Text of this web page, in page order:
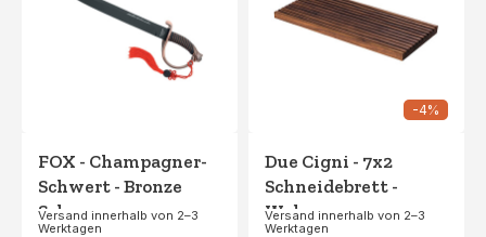
FOX - Champagner-
Schwert - Bronze
Schwarz
Versand innerhalb von 2–3
Werktagen
-4%
Due Cigni - 7x2
Schneidebrett -
Walnuss
Versand innerhalb von 2–3
Werktagen